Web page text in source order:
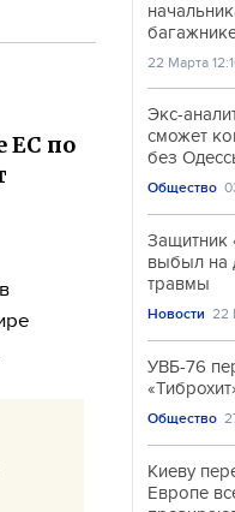
ЕС по
22 Марта
Экс-
сможет
без
Общество
Защитник
выбыл на
травмы
Новости 22
УВБ-76
Общество
Киеву
Европе